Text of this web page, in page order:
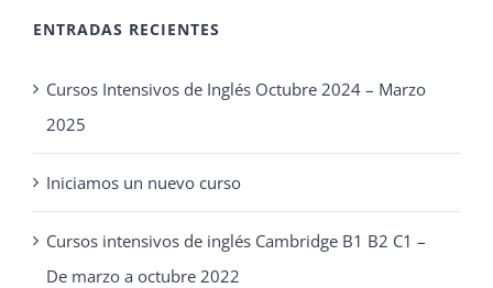
ENTRADAS RECIENTES
Cursos Intensivos de Inglés Octubre 2024 – Marzo
2025
Iniciamos un nuevo curso
Cursos intensivos de inglés Cambridge B1 B2 C1 –
De marzo a octubre 2022